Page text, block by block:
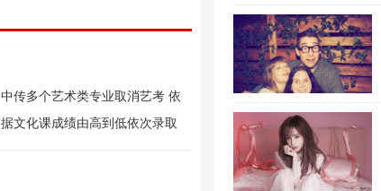
中传多个艺术类专业取消艺考 依
据文化课成绩由高到低依次录取